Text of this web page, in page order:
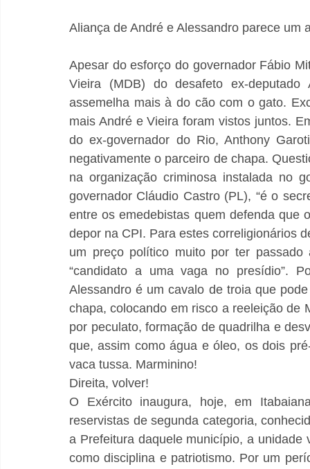
Aliança de André e Alessandro parece um
Apesar do esforço do governador Fábio
Vieira (MDB) do desafeto ex-
assemelha mais à do cão com o gato.
mais André e Vieira foram vistos juntos.
do ex-governador do Rio, Anthony
negativamente o parceiro de chapa.
na organização criminosa instalada no
governador Cláudio Castro (PL), “é o
entre os emedebistas quem defenda que
depor na CPI. Para estes correligionários
um preço político muito por ter
“candidato a uma vaga no presídio”.
Alessandro é um cavalo de troia que
chapa, colocando em risco a reeleição de
por peculato, formação de quadrilha e
que, assim como água e óleo, os dois
vaca tussa. Marminino!
Direita, volver!
O Exército inaugura, hoje, em
reservistas de segunda categoria,
a Prefeitura daquele município, a
como disciplina e patriotismo. Por um